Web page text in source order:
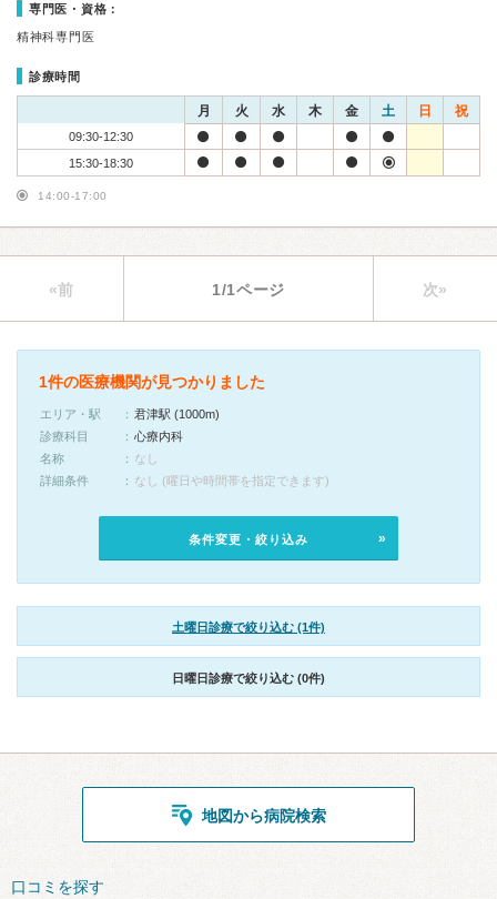
専門医・資格：
精神科専門医
診療時間
月 火 水 木 金 土 日 祝
09:30-12:30
15:30-18:30
14:00-17:00
«前 1/1ページ 次»
1件の医療機関が見つかりました
エリア・駅
君津駅 (1000m)
診療科目
心療内科
名称
なし
詳細条件
なし (曜日や時間帯を指定できます)
条件変更・絞り込み
土曜日診療で絞り込む (1件)
日曜日診療で絞り込む (0件)
地図から病院検索
口コミを探す